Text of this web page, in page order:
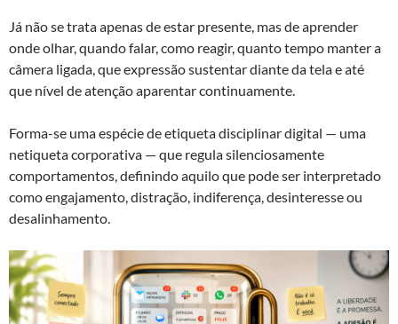
Já não se trata apenas de estar presente, mas de aprender
onde olhar, quando falar, como reagir, quanto tempo manter a
câmera ligada, que expressão sustentar diante da tela e até
que nível de atenção aparentar continuamente.
Forma-se uma espécie de etiqueta disciplinar digital — uma
netiqueta corporativa — que regula silenciosamente
comportamentos, definindo aquilo que pode ser interpretado
como engajamento, distração, indiferença, desinteresse ou
desalinhamento.